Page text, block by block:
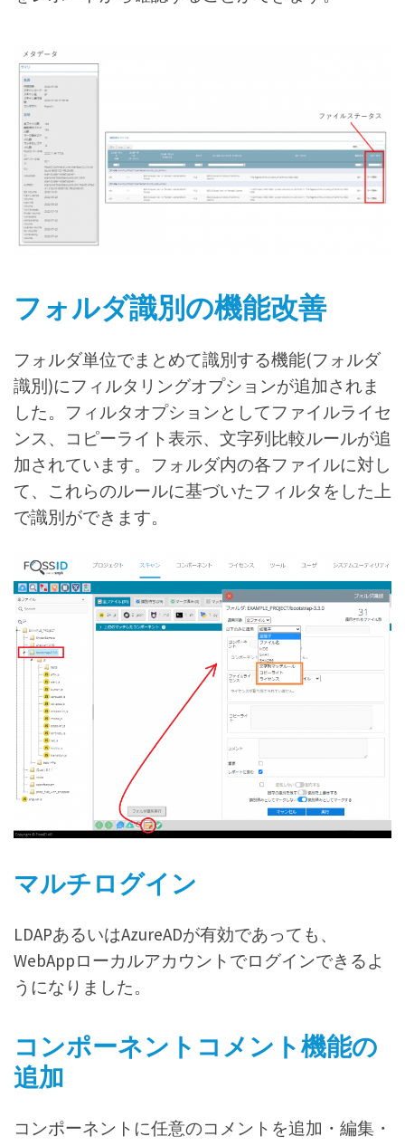
フォルダ識別の機能改善
フォルダ単位でまとめて識別する機能(フォルダ
識別)にフィルタリングオプションが追加されま
した。フィルタオプションとしてファイルライセ
ンス、コピーライト表示、文字列比較ルールが追
加されています。フォルダ内の各ファイルに対し
て、これらのルールに基づいたフィルタをした上
で識別ができます。
マルチログイン
LDAPあるいはAzureADが有効であっても、
WebAppローカルアカウントでログインできるよ
うになりました。
コンポーネントコメント機能の
追加
コンポーネントに任意のコメントを追加・編集・